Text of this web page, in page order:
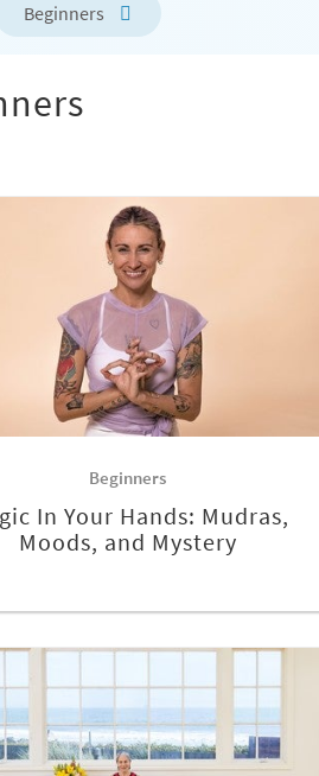
Beginners
Beginners
In Your Hands: Mudras,
Moods, and Mystery